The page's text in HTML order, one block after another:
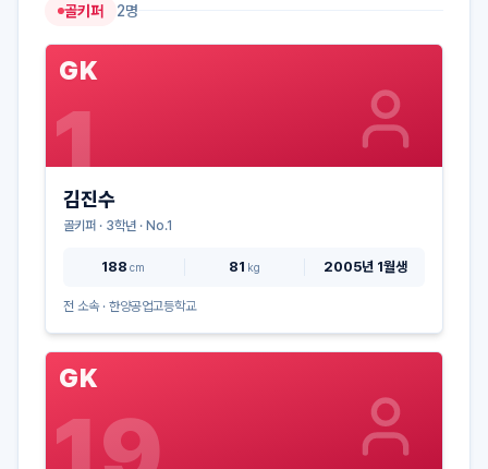
골키퍼 2명
GK
1
김진수
골키퍼 · 3학년 · No.1
188 cm 81 kg 2005년 1월생
전 소속 · 한양공업고등학교
GK